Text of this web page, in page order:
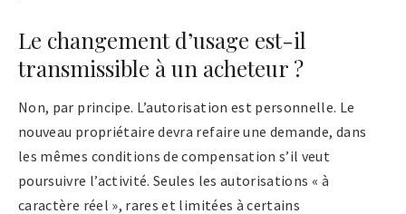
Le changement d’usage est-il
transmissible à un acheteur ?
Non, par principe. L’autorisation est personnelle. Le
nouveau propriétaire devra refaire une demande, dans
les mêmes conditions de compensation s’il veut
poursuivre l’activité. Seules les autorisations « à
caractère réel », rares et limitées à certains